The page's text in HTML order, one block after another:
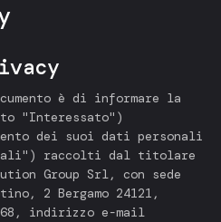
è di informare la
"Interessato")
dei suoi dati personali
raccolti dal titolare
Group Srl, con sede
2 Bergamo 24121,
indirizzo e-mail